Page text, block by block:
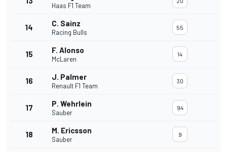
Haas F1 Team
14 C. Sainz
Racing Bulls
55
15 F. Alonso
McLaren
14
16 J. Palmer
Renault F1 Team
30
17 P. Wehrlein
Sauber
94
18 M. Ericsson
Sauber
9